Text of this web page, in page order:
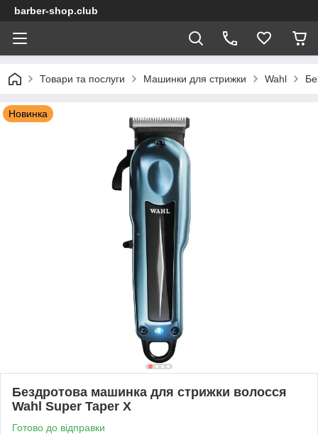
barber-shop.club
Товари та послуги Машинки для стрижки Wahl
Новинка
Бездротова машинка для стрижки волосся
Wahl Super Taper X
Готово до відправки